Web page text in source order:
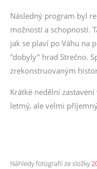
Následný program byl
možností a schopností.
jak se plaví po Váhu na
"dobyly" hrad Strečno.
zrekonstruovaným
Krátké nedělní
letmý, ale velmi
Náhledy fotografií ze složky